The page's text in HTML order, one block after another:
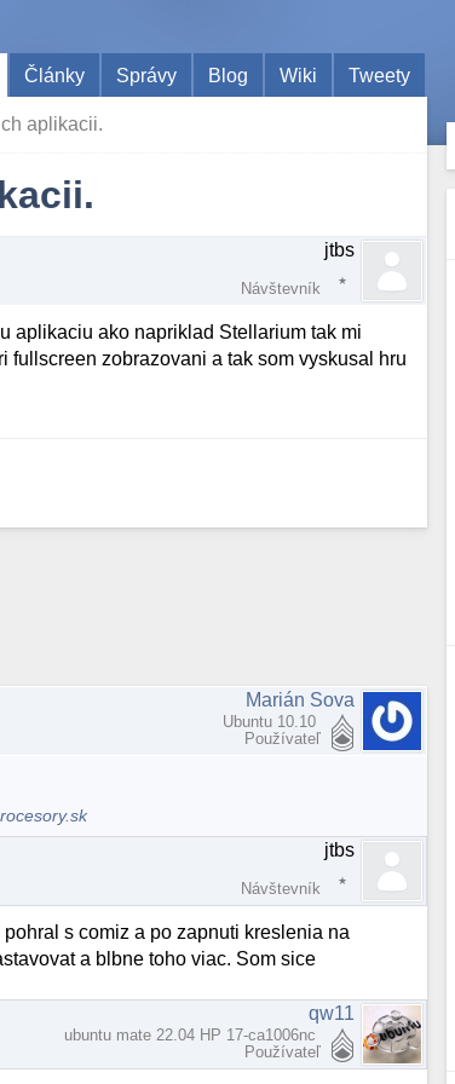
Články Správy Blog Wiki Tweety
aplikacii.
jtbs
Návštevník
aplikaciu ako napriklad Stellarium tak mi
zobrazovani a tak som vyskusal hru
Marián Sova
Ubuntu 10.10
Používateľ
jtbs
Návštevník
s comiz a po zapnuti kreslenia na
a blbne toho viac. Som sice
qw11
ubuntu mate 22.04 HP 17-ca1006nc
Používateľ